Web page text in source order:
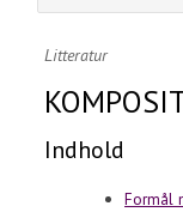
Litteratur
Indhold
Formål